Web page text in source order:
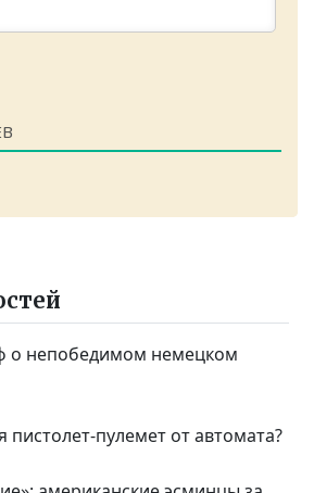
о непобедимом немецком
пистолет-пулемет от автомата?